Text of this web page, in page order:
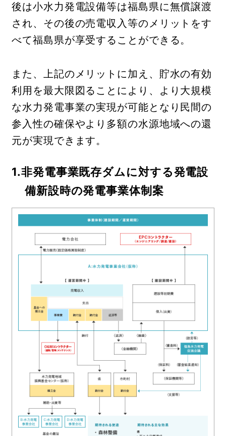
後は小水力発電設備等は福島県に無償譲渡
され、その後の売電収入等のメリットをす
べて福島県が享受することができる。
また、上記のメリットに加え、貯水の有効
利用を最大限図ることにより、より大規模
な水力発電事業の実現が可能となり民間の
参入性の確保やより多額の水源地域への還
元が実現できます。
1.非発電事業既存ダムに対する発電設
備新設時の発電事業体制案